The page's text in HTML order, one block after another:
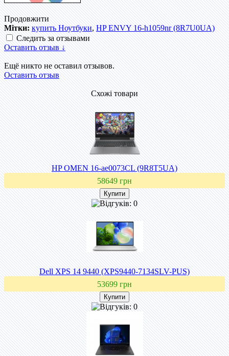
Продовжити
Мітки: купить Ноутбуки,HP ENVY 16-h1059nr (8R7U0UA)
Следить за отзывами
Оставить отзыв ↓
Ещё никто не оставил отзывов.
Оставить отзыв
Схожі товари
HP OMEN 16-ae0073CL (9R8T5UA)
58649 грн
Dell XPS 14 9440 (XPS9440-7134SLV-PUS)
53699 грн